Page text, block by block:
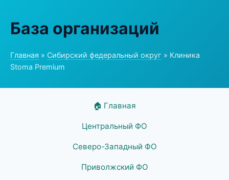
База организаций
Главная » Сибирский федеральный округ » Клиника
Stoma Premium
🏠 Главная
Центральный ФО
Северо-Западный ФО
Приволжский ФО